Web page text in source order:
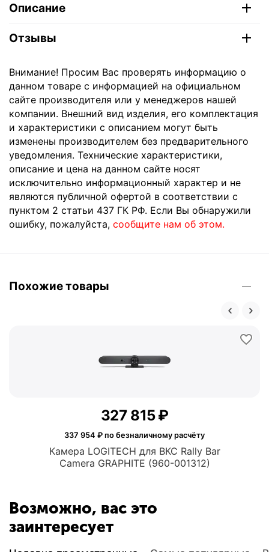
Описание
Отзывы
Внимание! Просим Вас проверять информацию о
данном товаре с информацией на официальном
сайте производителя или у менеджеров нашей
компании. Внешний вид изделия, его комплектация
и характеристики с описанием могут быть
изменены производителем без предварительного
уведомления. Технические характеристики,
описание и цена на данном сайте носят
исключительно информационный характер и не
являются публичной офертой в соответствии с
пунктом 2 статьи 437 ГК РФ. Если Вы обнаружили
ошибку, пожалуйста, сообщите нам об этом.
Похожие товары
Камера LOGITECH для ВКС Rally Bar
Camera GRAPHITE (960-001312)
327 815₽
337 954 ₽ по безналичному расчёту
Возможно, вас это
заинтересует